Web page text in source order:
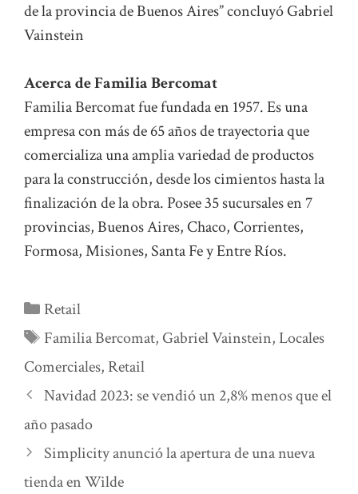
de la provincia de Buenos Aires” concluyó Gabriel
Vainstein
Acerca de Familia Bercomat
Familia Bercomat fue fundada en 1957. Es una
empresa con más de 65 años de trayectoria que
comercializa una amplia variedad de productos
para la construcción, desde los cimientos hasta la
finalización de la obra. Posee 35 sucursales en 7
provincias, Buenos Aires, Chaco, Corrientes,
Formosa, Misiones, Santa Fe y Entre Ríos.
Categorías
Retail
Etiquetas
Familia Bercomat, Gabriel Vainstein,Locales
Comerciales, Retail
Navidad 2023: se vendió un 2,8% menos que el
año pasado
Simplicity anunció la apertura de una nueva
tienda en Wilde